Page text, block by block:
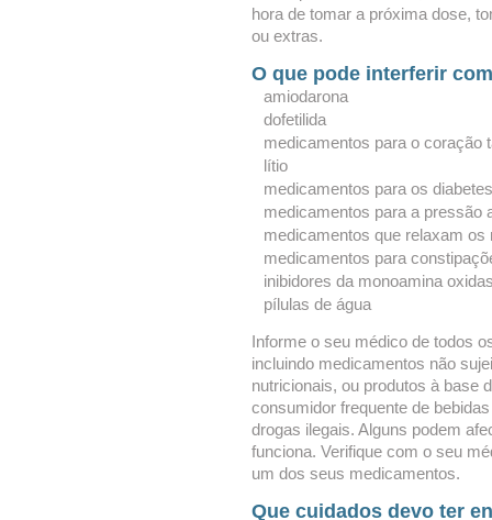
hora de tomar a próxima dose,
ou extras.
O que pode interferir
amiodarona
dofetilida
medicamentos para o coração
lítio
medicamentos para os diabetes
medicamentos para a pressão
medicamentos que relaxam
medicamentos para
inibidores da monoamina
pílulas de água
Informe o seu médico de todos
incluindo medicamentos não
nutricionais, ou produtos à base
consumidor frequente de
drogas ilegais. Alguns podem
funciona. Verifique com o seu
um dos seus medicamentos.
Que cuidados devo ter